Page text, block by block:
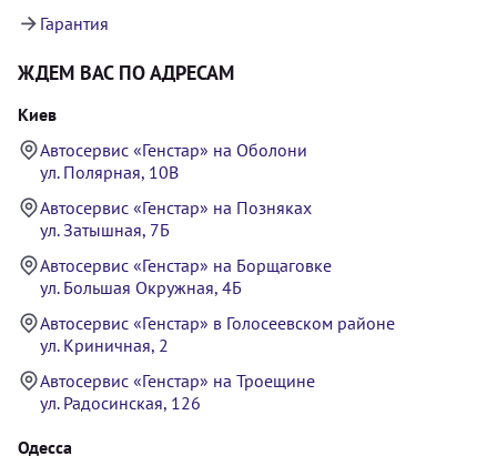
Гарантия
ЖДЕМ ВАС ПО АДРЕСАМ
Киев
Автосервис «Генстар» на Оболони
ул. Полярная, 10В
Автосервис «Генстар» на Позняках
ул. Затышная, 7Б
Автосервис «Генстар» на Борщаговке
ул. Большая Окружная, 4Б
Автосервис «Генстар» в Голосеевском районе
ул. Криничная, 2
Автосервис «Генстар» на Троещине
ул. Радосинская, 126
Одесса